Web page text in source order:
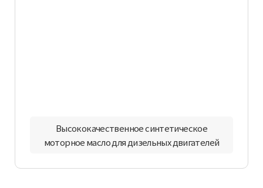
Высококачественное синтетическое
моторное масло для дизельных двигателей